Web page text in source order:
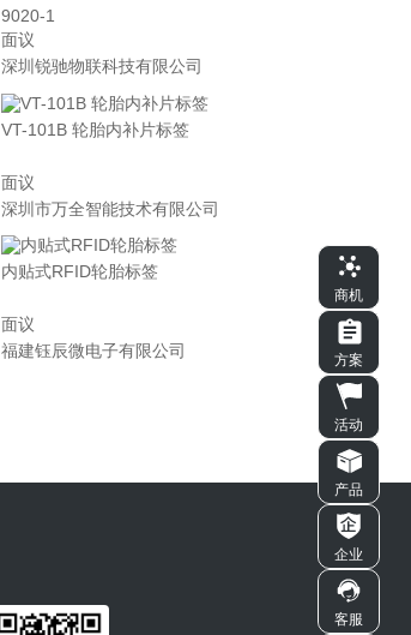
9020-1
面议
深圳锐驰物联科技有限公司
VT-101B 轮胎内补片标签
面议
深圳市万全智能技术有限公司
内贴式RFID轮胎标签
面议
福建钰辰微电子有限公司
商机
方案
活动
产品
企业
客服